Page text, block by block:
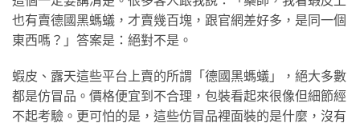
也有賣德國黑螞蟻，才賣幾百塊，跟官網差好多，是同一個
東西嗎？」答案是：絕對不是。
蝦皮、露天這些平台上賣的所謂「德國黑螞蟻」，絕大多數
都是仿冒品。價格便宜到不合理，包裝看起來很像但細節經
不起考驗。更可怕的是，這些仿冒品裡面裝的是什麼，沒有